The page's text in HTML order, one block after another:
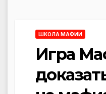
ШКОЛА МАФИИ
Игра